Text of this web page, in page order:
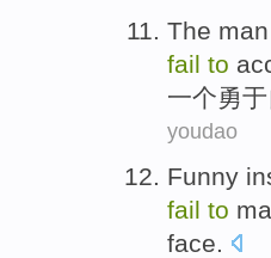
The
fail to
一个勇
youdao
Funny
fail to
face.